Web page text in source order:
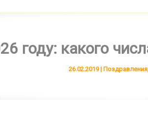
году: какого
26.02.2019| Поздравления